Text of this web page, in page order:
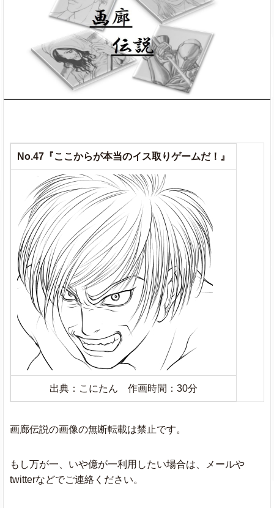
No.47『ここからが本当のイス取りゲームだ！』
出典：こにたん 作画時間：30分
画廊伝説の画像の無断転載は禁止です。
もし万が一、いや億が一利用したい場合は、メールや
twitterなどでご連絡ください。